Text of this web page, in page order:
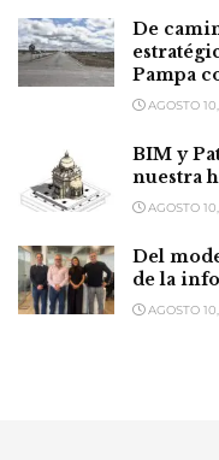
De
Pampa
AGOSTO
BIM y
nuestra
AGOSTO
Del
de la
AGOSTO